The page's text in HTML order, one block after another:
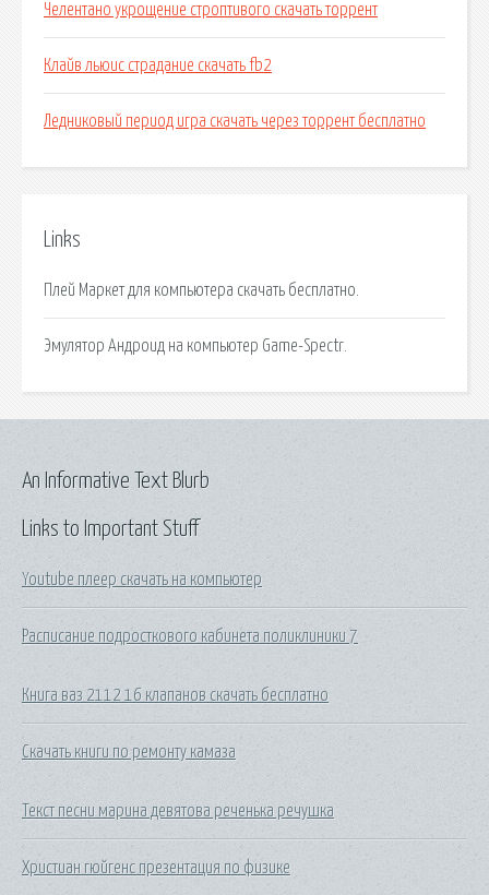
Челентано укрощение строптивого скачать торрент
Клайв льюис страдание скачать fb2
Ледниковый период игра скачать через торрент бесплатно
Links
Плей Маркет для компьютера скачать бесплатно.
Эмулятор Андроид на компьютер Game-Spectr.
Links to Important Stuff
Youtube плеер скачать на компьютер
Расписание подросткового кабинета поликлиники 7
Книга ваз 2112 16 клапанов скачать бесплатно
Скачать книги по ремонту камаза
Текст песни марина девятова реченька речушка
Христиан гюйгенс презентация по физике
An Informative Text Blurb